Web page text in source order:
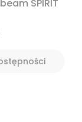
SPIRIT